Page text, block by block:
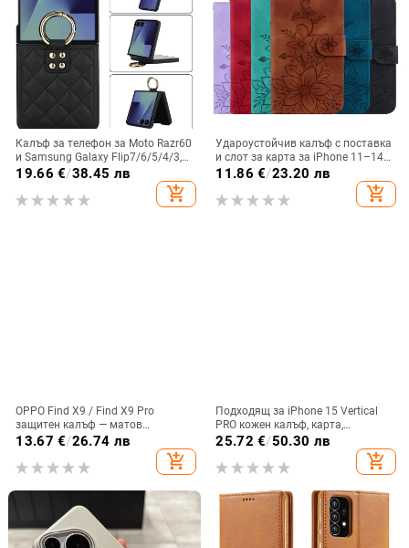
Калъф за телефон за Moto Razr60
и Samsung Galaxy Flip7/6/5/4/3,
сгъваем с пръстен, защита от
изпускане, минималистичен PU
кожен калъф, ръчна изработка
19.66 €/38.45 лв
add_shopping_cart
Удароустойчив калъф с поставка
и слот за карта за iPhone 11–14
Pro Max, изкуствена кожа,
11.86 €/23.20 лв
add_shopping_cart
OPPO Find X9 / Find X9 Pro
защитен калъф — матов
пластмасов, минималистичен
стил, против изпускане, магнитно
зареждане, възможност за
13.67 €/26.74 лв
add_shopping_cart
Подходящ за iPhone 15 Vertical
PRO кожен калъф, карта,
оксфордски плат, найлонов плат,
мобилен телефон
25.72 €/50.30 лв
add_shopping_cart